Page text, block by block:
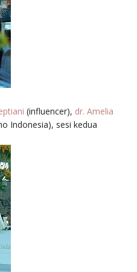
(influencer), dr. Amelia
Indonesia), sesi kedua